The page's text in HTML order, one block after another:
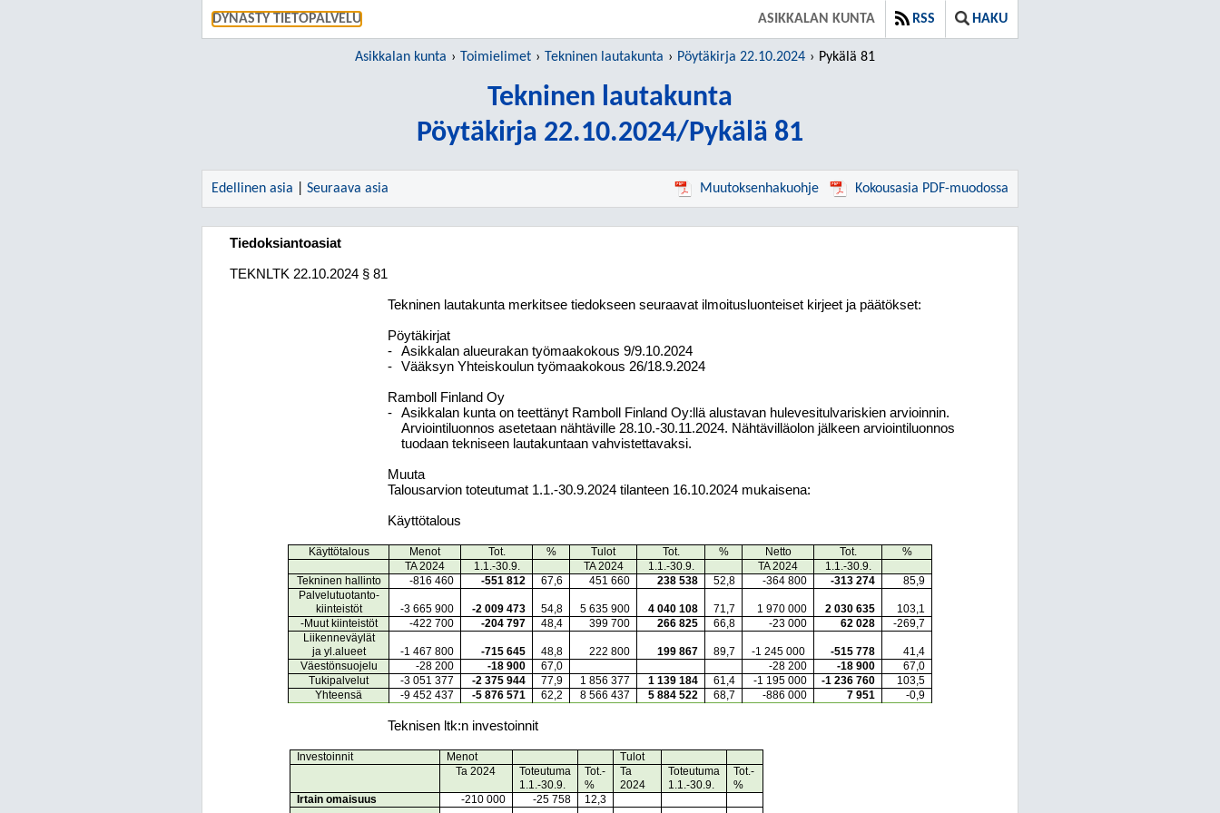
DYNASTY TIETOPALVELU ASIKKALAN KUNTA RSS HAKU
Asikkalan kunta Toimielimet Tekninen lautakunta Pöytäkirja 22.10.2024 Pykälä 81
Tekninen lautakunta
Pöytäkirja 22.10.2024/Pykälä 81
Edellinen asia Seuraava asia Muutoksenhakuohje Kokousasia PDF-muodossa
Tiedoksiantoasiat
TEKNLTK 22.10.2024 § 81
Tekninen lautakunta merkitsee tiedokseen seuraavat ilmoitusluonteiset kirjeet ja päätökset:
Pöytäkirjat
-
Asikkalan alueurakan työmaakokous 9/9.10.2024
-
Vääksyn Yhteiskoulun työmaakokous 26/18.9.2024
Ramboll Finland Oy
-
Asikkalan kunta on teettänyt Ramboll Finland Oy:llä alustavan hulevesitulvariskien arvioinnin.
Arviointiluonnos asetetaan nähtäville 28.10.-30.11.2024. Nähtävilläolon jälkeen arviointiluonnos
tuodaan tekniseen lautakuntaan vahvistettavaksi.
Muuta
Talousarvion toteutumat 1.1.-30.9.2024 tilanteen 16.10.2024 mukaisena:
Käyttötalous
Käyttötalous Menot Tot. % Tulot Tot. % Netto Tot.
%
TA 2024
1.1.-30.9. TA 2024 1.1.-30.9. TA 2024
1.1.-30.9.
Tekninen hallinto
-816 460 -551 812 67,6 451 660 238 538 52,8 -364 800 -313 274
85,9
Palvelutuotanto-
kiinteistöt
-3 665 900 -2 009 473 54,8 5 635 900 4 040 108 71,7 1 970 000 2 030 635
103,1
-Muut kiinteistöt
-422 700 -204 797 48,4 399 700 266 825 66,8 -23 000 62 028
-269,7
Liikenneväylät
ja yl.alueet
-1 467 800 -715 645 48,8 222 800 199 867 89,7 -1 245 000 -515 778
41,4
Väestönsuojelu
-28 200 -18 900 67,0 -28 200 -18 900
67,0
Tukipalvelut
-3 051 377 -2 375 944 77,9 1 856 377 1 139 184 61,4 -1 195 000 -1 236 760
103,5
Yhteensä
-9 452 437 -5 876 571 62,2 8 566 437 5 884 522 68,7 -886 000 7 951 -0,9
Teknisen ltk:n investoinnit
Investoinnit Menot
Tulot
Ta 2024
Toteutuma
1.1.-30.9.
Tot.-
%
Ta
2024
Toteutuma
1.1.-30.9.
Tot.-
%
Irtain omaisuus
-210 000 -25 758 12,3